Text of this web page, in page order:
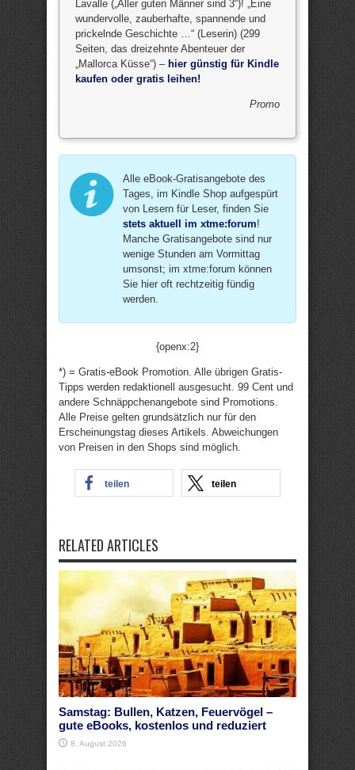
Lavalle („Aller guten Männer sind 3“)! „Eine
wundervolle, zauberhafte, spannende und
prickelnde Geschichte …“ (Leserin) (299
Seiten, das dreizehnte Abenteuer der
„Mallorca Küsse“) – hier günstig für Kindle
kaufen oder gratis leihen!
Promo
Alle eBook-Gratisangebote des
Tages, im Kindle Shop aufgespürt
von Lesern für Leser, finden Sie
stets aktuell im xtme:forum!
Manche Gratisangebote sind nur
wenige Stunden am Vormittag
umsonst; im xtme:forum können
Sie hier oft rechtzeitig fündig
werden.
{openx:2}
*) = Gratis-eBook Promotion. Alle übrigen Gratis-
Tipps werden redaktionell ausgesucht. 99 Cent und
andere Schnäppchenangebote sind Promotions.
Alle Preise gelten grundsätzlich nur für den
Erscheinungstag dieses Artikels. Abweichungen
von Preisen in den Shops sind möglich.
teilen teilen
RELATED ARTICLES
Samstag: Bullen, Katzen, Feuervögel –
gute eBooks, kostenlos und reduziert
8. August 2026